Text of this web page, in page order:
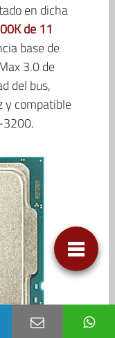
en dicha
de 11
base de
3.0 de
del bus,
y compatible
3200.